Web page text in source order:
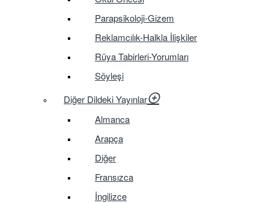
Parapsikoloji-Gizem
Reklamcılık-Halkla İlişkiler
Rüya Tabirleri-Yorumları
Söyleşi
Diğer Dildeki Yayınlar
Almanca
Arapça
Diğer
Fransızca
İngilizce